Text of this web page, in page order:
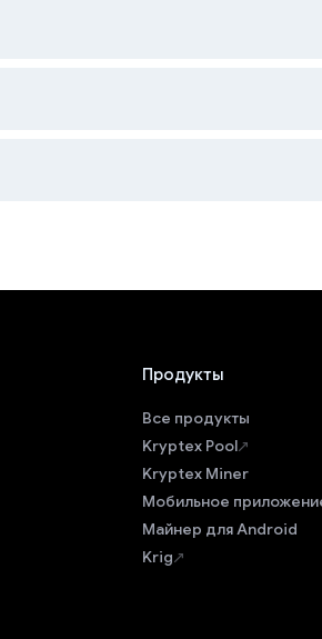
Продукты
Все продукты
Kryptex Pool
Kryptex Miner
Мобильное
Майнер для Android
Krig